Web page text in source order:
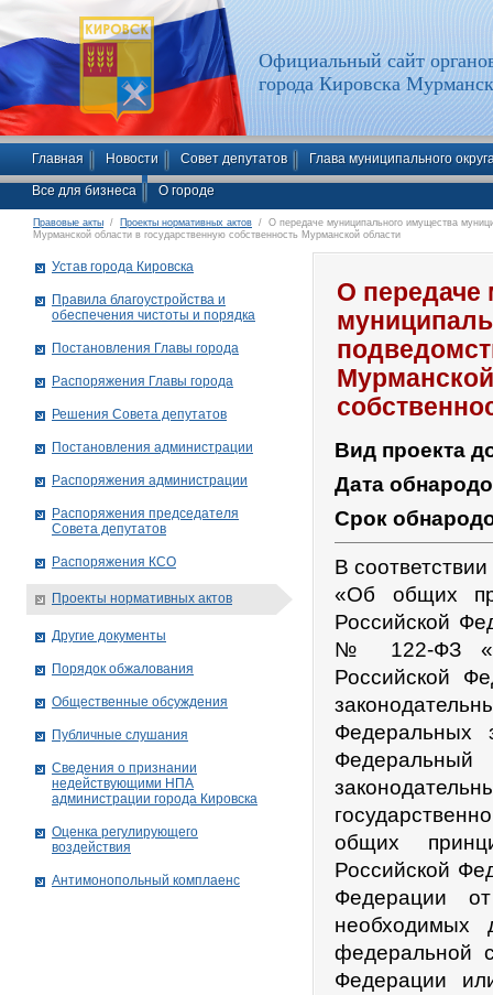
Официальный сайт
города Кировска
Главная Новости Совет депутатов Глава муниципального
Все для бизнеса О городе
Правовые акты / Проекты нормативных актов / О передаче муниципального имущества
Мурманской области в государственную собственность Мурманской области
О передаче
Вид проекта
Дата
Срок
В
«Об общих
Российской
№ 122-ФЗ «О
Российской
Федеральных
общих
Российской
Федерации
необходимых
федеральной
Федерации
Устав города Кировска
Правила благоустройства и
обеспечения чистоты и порядка
Постановления Главы города
Распоряжения Главы города
Решения Совета депутатов
Постановления администрации
Распоряжения администрации
Распоряжения председателя
Совета депутатов
Распоряжения КСО
Проекты нормативных актов
Другие документы
Порядок обжалования
Общественные обсуждения
Публичные слушания
Сведения о признании
недействующими НПА
администрации города Кировскa
Оценка регулирующего
воздействия
Антимонопольный комплаенс